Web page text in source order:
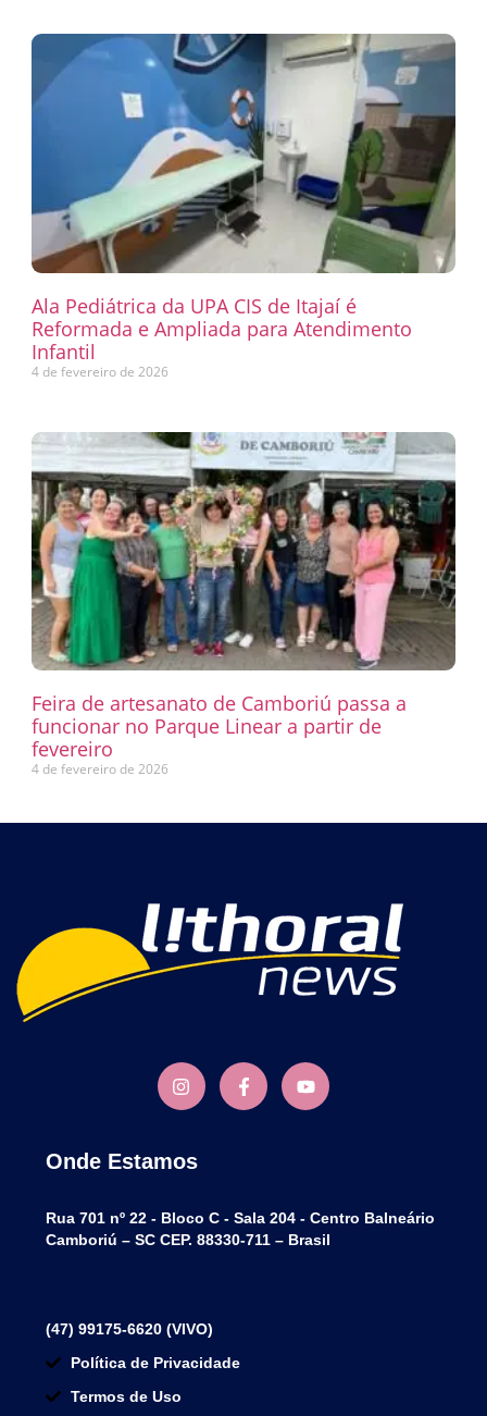
Ala Pediátrica da UPA CIS de Itajaí é
Reformada e Ampliada para Atendimento
Infantil
4 de fevereiro de 2026
Feira de artesanato de Camboriú passa a
funcionar no Parque Linear a partir de
fevereiro
4 de fevereiro de 2026
Onde Estamos
Rua 701 nº 22 - Bloco C - Sala 204 - Centro Balneário
Camboriú – SC CEP. 88330-711 – Brasil
(47) 99175-6620 (VIVO)
Política de Privacidade
Termos de Uso